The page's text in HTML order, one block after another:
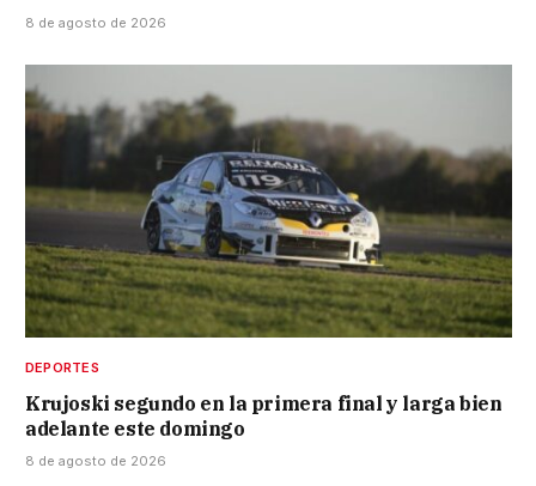
8 de agosto de 2026
DEPORTES
Krujoski segundo en la primera final y larga bien
adelante este domingo
8 de agosto de 2026